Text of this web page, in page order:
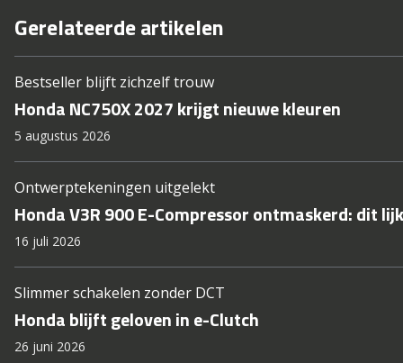
Gerelateerde artikelen
Bestseller blijft zichzelf trouw
Honda NC750X 2027 krijgt nieuwe kleuren
5 augustus 2026
Ontwerptekeningen uitgelekt
Honda V3R 900 E-Compressor ontmaskerd: dit
16 juli 2026
Slimmer schakelen zonder DCT
Honda blijft geloven in e-Clutch
26 juni 2026